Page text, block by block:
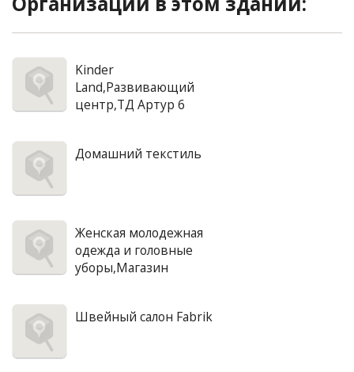
Kinder
Land,Развивающий
центр,ТД Артур 6
Домашний текстиль
Женская молодежная
одежда и головные
уборы,Магазин
Швейный салон Fabrik